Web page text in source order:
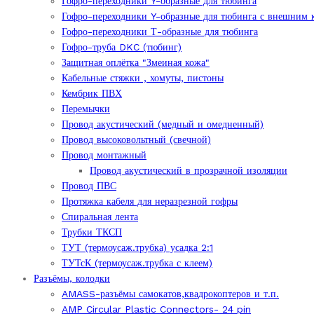
Гофро-переходники Y-образные для тюбинга с внешним
Гофро-переходники Т-образные для тюбинга
Гофро-труба DKC (тюбинг)
Защитная оплётка "Змеиная кожа"
Кабельные стяжки , хомуты, пистоны
Кембрик ПВХ
Перемычки
Провод акустический (медный и омедненный)
Провод высоковольтный (свечной)
Провод монтажный
Провод акустический в прозрачной изоляции
Провод ПВС
Протяжка кабеля для неразрезной гофры
Спиральная лента
Трубки ТКСП
ТУТ (термоусаж.трубка) усадка 2:1
ТУТсК (термоусаж.трубка с клеем)
Разъёмы, колодки
AMASS-разъёмы самокатов,квадрокоптеров и т.п.
AMP Circular Plastic Connectors- 24 pin